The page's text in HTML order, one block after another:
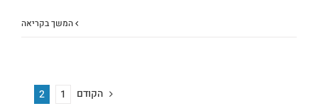
המשך בקריאה
הקודם 1
2